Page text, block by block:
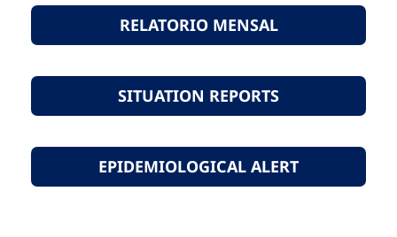
RELATORIO MENSAL
SITUATION REPORTS
EPIDEMIOLOGICAL ALERT